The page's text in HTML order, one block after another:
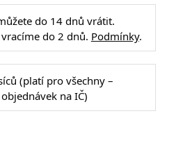
do 14 dnů vrátit.
vracíme do 2 dnů. Podmínky.
(platí pro všechny –
na IČ)